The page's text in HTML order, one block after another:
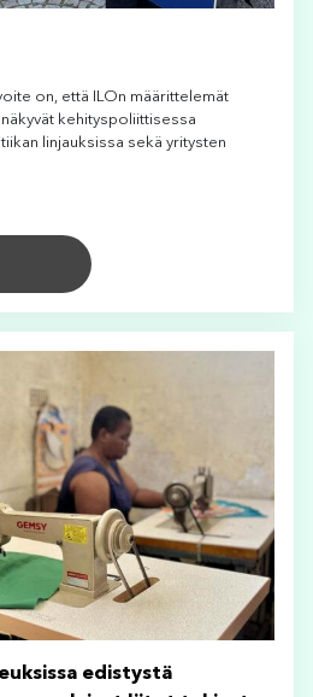
on, että ILOn määrittelemät
kehityspoliittisessa
linjauksissa sekä yritysten
edistystä